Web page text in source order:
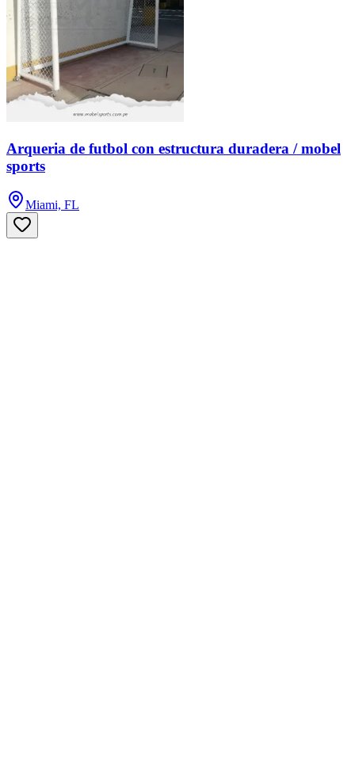
Arqueria de futbol con estructura duradera / mobel
sports
Miami, FL